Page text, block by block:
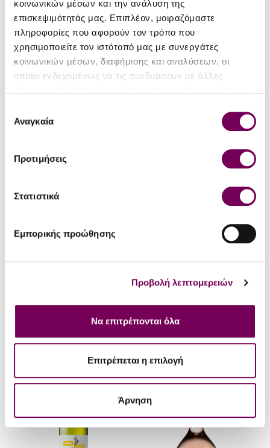
κοινωνικών μέσων και την ανάλυση της
επισκεψιμότητάς μας. Επιπλέον, μοιραζόμαστε
πληροφορίες που αφορούν τον τρόπο που
χρησιμοποιείτε τον ιστότοπό μας με συνεργάτες
κοινωνικών μέσων, διαφήμισης και αναλύσεων, οι
οποίοι ενδεχομένως να τις συνδυάσουν με άλλες
των υπηρεσιών τους.
συγκατάθεσης
Αναγκαία
Προτιμήσεις
Στατιστικά
Εμπορικής προώθησης
Προβολή λεπτομερειών
Να επιτρέπονται όλα
Επιτρέπεται η επιλογή
Άρνηση
Silver
Δάφνιος Ερυθρός 2021
Commended
Οινοποιείο Βρυνιώτη ΙΑΜΑ
Nomades
Nomades Νέβα 2023
22.32€
-13 %
Θεοδωρακάκος - Κτήμα
Κτήμα Θεοδωρακάκου
-13 %